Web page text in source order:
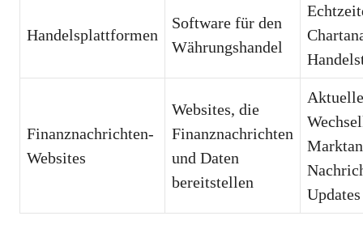
Handelsplattformen
Software für den
Währungshandel
Finanznachrichten-
Websites
Websites, die
Finanznachrichten
und Daten
bereitstellen
Aktuelle
Updates